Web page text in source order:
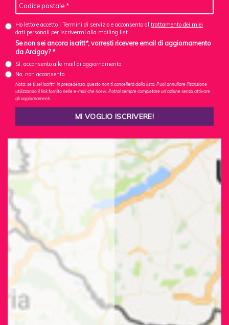
Ho letto e accetto i Termini di servizio e acconsento al trattamento dei miei
dati personali per iscrivermi alla mailing list
Se non sei ancora iscritt*, vorresti ricevere email di aggiornamento
da Arcigay? *
Sì, acconsento alle mail di aggiornamento
No, non acconsento
Nota: se ti sei iscritt* in precedenza, questo non ti cancellerà dalla lista. Puoi annullare l'iscrizione
utilizzando il link fornito nelle e-mail che ricevi. Potrai sempre completare un'azione senza attivare
gli aggiornamenti.